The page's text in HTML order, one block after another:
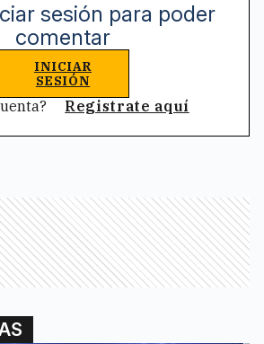
sesión para poder
comentar
INICIAR
SESIÓN
Registrate aquí